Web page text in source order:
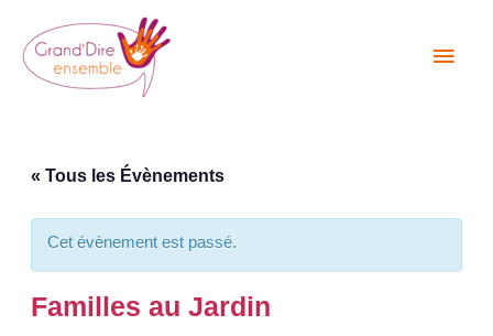
contenu
« Tous les Évènements
Cet évènement est passé.
Familles au Jardin